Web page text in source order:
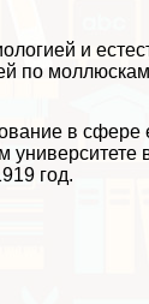
и
по
в
в
год.